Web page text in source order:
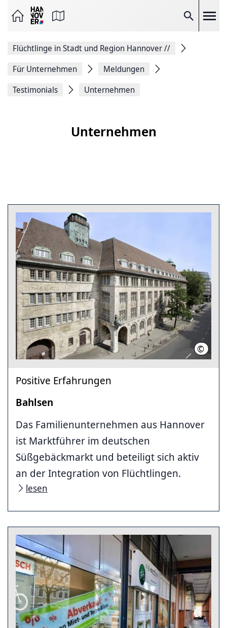
Suche
Facebook
teilen
Seitenlink
Flüchtlinge in Stadt und Region Hannover//
Für Unternehmen
Meldungen
Testimonials
Unternehmen
Unternehmen
© Bahlsen
Positive Erfahrungen
Bahlsen
Das Familienunternehmen aus Hannover
ist Marktführer im deutschen
Süßgebäckmarkt und beteiligt sich aktiv
an der Integration von Flüchtlingen.
lesen